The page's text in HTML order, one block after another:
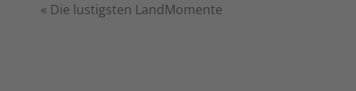
« Die lustigsten LandMomente